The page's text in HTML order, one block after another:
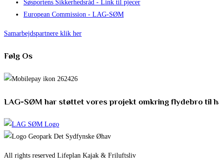
Søsportens Sikkerhedsråd - Link til pjecer
European Commission - LAG-SØM
Samarbejdspartnere klik her
Følg Os
LAG-SØM har støttet vores projekt omkring flydebro til
All rights reserved Lifeplan Kajak & Friluftsliv